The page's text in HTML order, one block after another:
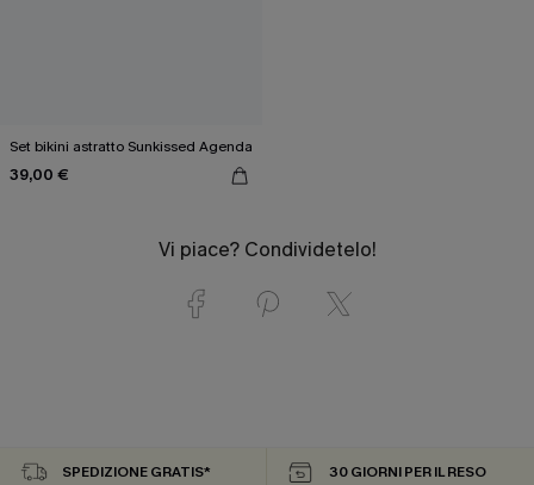
Set bikini astratto Sunkissed Agenda
39,00 €
Vi piace? Condividetelo!
SPEDIZIONE GRATIS* 30 GIORNI PER IL RESO